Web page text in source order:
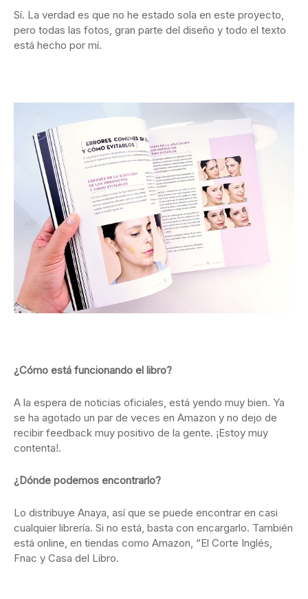
Sí. La verdad es que no he estado sola en este proyecto,
pero todas las fotos, gran parte del diseño y todo el texto
está hecho por mí.
¿Cómo está funcionando el libro?
A la espera de noticias oficiales, está yendo muy bien. Ya
se ha agotado un par de veces en Amazon y no dejo de
recibir feedback muy positivo de la gente. ¡Estoy muy
contenta!.
¿Dónde podemos encontrarlo?
Lo distribuye Anaya, así que se puede encontrar en casi
cualquier librería. Si no está, basta con encargarlo. También
está online, en tiendas como Amazon, “El Corte Inglés,
Fnac y Casa del Libro.